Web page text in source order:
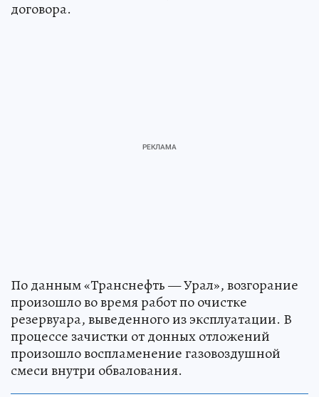
договора.
По данным «Транснефть — Урал», возгорание
произошло во время работ по очистке
резервуара, выведенного из эксплуатации. В
процессе зачистки от донных отложений
произошло воспламенение газовоздушной
смеси внутри обвалования.